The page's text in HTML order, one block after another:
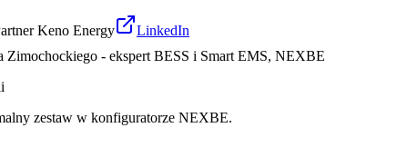
Keno Energy
LinkedIn
Zimochockiego - ekspert BESS i Smart EMS, NEXBE
zestaw w konfiguratorze NEXBE.